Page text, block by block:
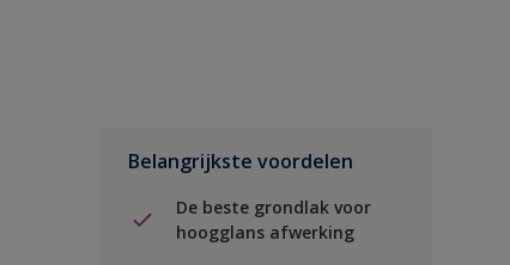
Belangrijkste voordelen
De beste grondlak voor
hoogglans afwerking